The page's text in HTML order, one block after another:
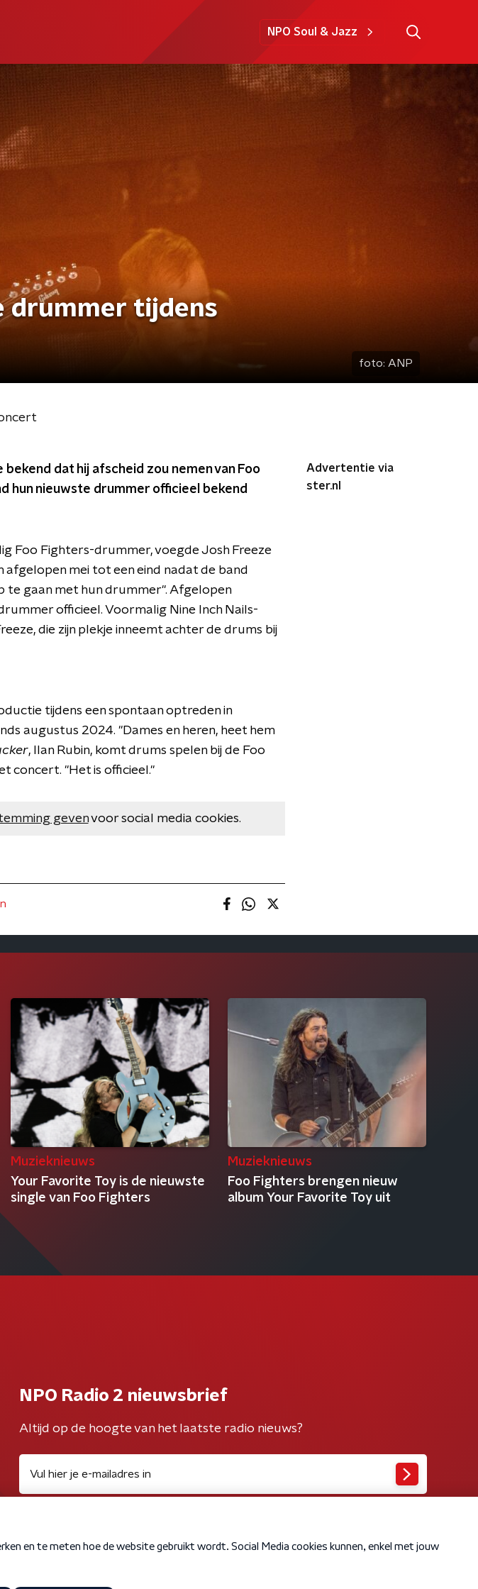
NPO Soul & Jazz
drummer tijdens
foto: ANP
dat hij afscheid zou nemen van Foo
hun nieuwste drummer officieel bekend
Foo Fighters-drummer, voegde Josh Freeze
afgelopen mei tot een eind nadat de band
te gaan met hun drummer". Afgelopen
officieel. Voormalig Nine Inch Nails-
die zijn plekje inneemt achter de drums bij
tijdens een spontaan optreden in
augustus 2024. "Dames en heren, heet hem
, Ilan Rubin, komt drums spelen bij de Foo
concert. "Het is officieel."
gevenvoor social media cookies.
Advertentie via
ster.nl
Muzieknieuws
Your Favorite Toy is de nieuwste
single van Foo Fighters
Muzieknieuws
Foo Fighters brengen nieuw
album Your Favorite Toy uit
NPO Radio 2 nieuwsbrief
Altijd op de hoogte van het laatste radio nieuws?